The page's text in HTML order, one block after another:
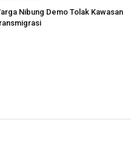
Nibung Demo Tolak Kawasan